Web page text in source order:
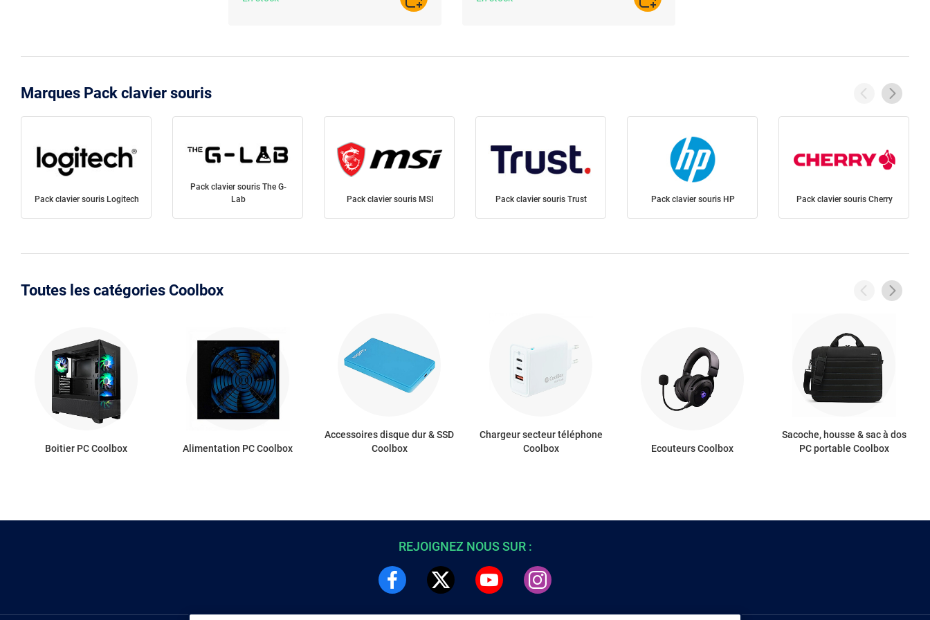
AJOUTER AU PANIER AJOUTER AU PANIER
Marques Pack clavier souris
Pack clavier souris Logitech
Pack clavier souris The G-
Lab
Pack clavier souris MSI Pack clavier souris Trust Pack clavier souris HP Pack clavier souris Cherry
Toutes les catégories Coolbox
Boitier PC Coolbox Alimentation PC Coolbox
Accessoires disque dur & SSD
Coolbox
Chargeur secteur téléphone
Coolbox
Ecouteurs Coolbox
Sacoche, housse & sac à dos
PC portable Coolbox
REJOIGNEZ NOUS SUR :